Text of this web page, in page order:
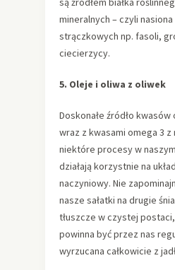
mineralnych – czyli nasiona
strączkowych np. fasoli,
ciecierzycy.
5. Oleje i oliwa z oliwek
Doskonałe źródło
wraz z kwasami omega 3 z
niektóre procesy w
działają korzystnie na
naczyniowy. Nie
nasze sałatki na drugie
tłuszcze w czystej
powinna być przez nas
wyrzucana całkowicie z